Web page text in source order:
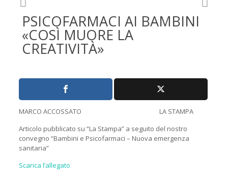
PSICOFARMACI AI BAMBINI
«COSÌ MUORE LA
CREATIVITÀ»
MARCO ACCOSSATO LA STAMPA
Articolo pubblicato su “La Stampa” a seguito del nostro
convegno “Bambini e Psicofarmaci – Nuova emergenza
sanitaria”
Scarica l’allegato